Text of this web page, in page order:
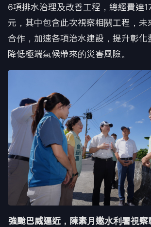
6項排水治理及改善工程，總經費達
元，其中包含此次視察相關工程，未
合作，加速各項治水建設，提升彰化
降低極端氣候帶來的災害風險。
強颱巴威逼近，陳素月邀水利署視察